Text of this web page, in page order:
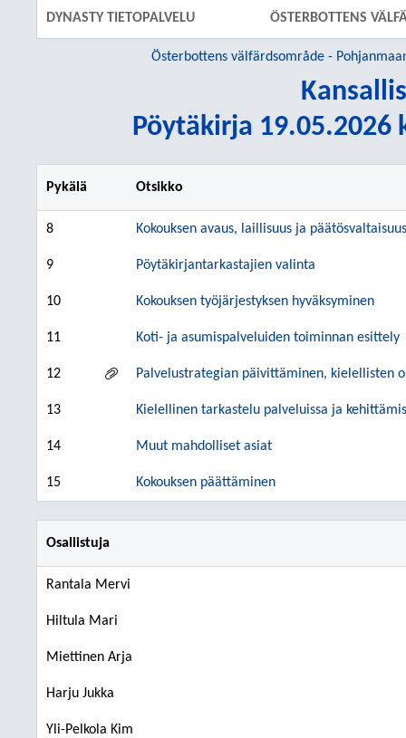
DYNASTY TIETOPALVELU ÖSTERBOTTENS
Österbottens välfärdsområde -
Pöytäkirja 19.05.2026
Pykälä Otsikko
8 Kokouksen avaus, laillisuus ja päätösvaltaisuus
9 Pöytäkirjantarkastajien valinta
10 Kokouksen työjärjestyksen hyväksyminen
11 Koti- ja asumispalveluiden toiminnan esittely
12 Palvelustrategian päivittäminen, kielellisten
13 Kielellinen tarkastelu palveluissa ja
14 Muut mahdolliset asiat
15 Kokouksen päättäminen
Osallistuja
Rantala Mervi
Hiltula Mari
Miettinen Arja
Harju Jukka
Yli-Pelkola Kim